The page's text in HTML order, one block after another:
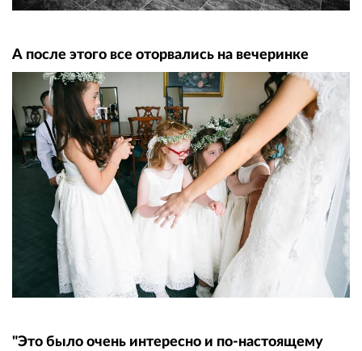
А после этого все оторвались на вечеринке
"Это было очень интересно и по-настоящему